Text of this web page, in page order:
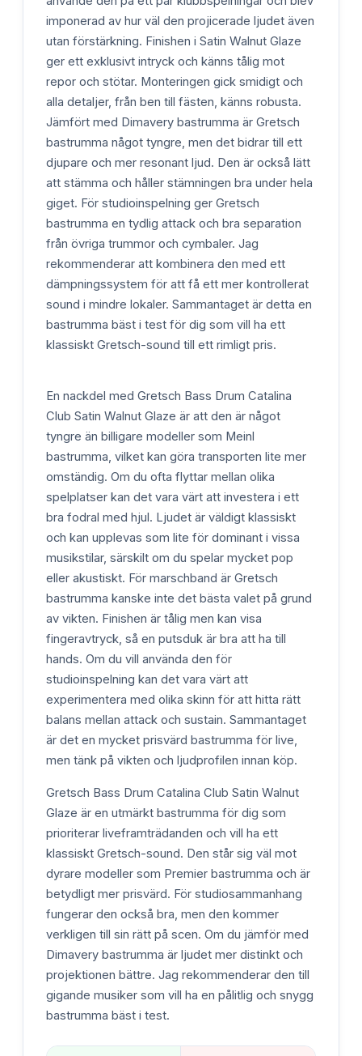
imponerad av hur väl den projicerade ljudet även
utan förstärkning. Finishen i Satin Walnut Glaze
ger ett exklusivt intryck och känns tålig mot
repor och stötar. Monteringen gick smidigt och
alla detaljer, från ben till fästen, känns robusta.
Jämfört med Dimavery bastrumma är Gretsch
bastrumma något tyngre, men det bidrar till ett
djupare och mer resonant ljud. Den är också lätt
att stämma och håller stämningen bra under hela
giget. För studioinspelning ger Gretsch
bastrumma en tydlig attack och bra separation
från övriga trummor och cymbaler. Jag
rekommenderar att kombinera den med ett
dämpningssystem för att få ett mer kontrollerat
sound i mindre lokaler. Sammantaget är detta en
bastrumma bäst i test för dig som vill ha ett
klassiskt Gretsch-sound till ett rimligt pris.
En nackdel med Gretsch Bass Drum Catalina
Club Satin Walnut Glaze är att den är något
tyngre än billigare modeller som Meinl
bastrumma, vilket kan göra transporten lite mer
omständig. Om du ofta flyttar mellan olika
spelplatser kan det vara värt att investera i ett
bra fodral med hjul. Ljudet är väldigt klassiskt
och kan upplevas som lite för dominant i vissa
musikstilar, särskilt om du spelar mycket pop
eller akustiskt. För marschband är Gretsch
bastrumma kanske inte det bästa valet på grund
av vikten. Finishen är tålig men kan visa
fingeravtryck, så en putsduk är bra att ha till
hands. Om du vill använda den för
studioinspelning kan det vara värt att
experimentera med olika skinn för att hitta rätt
balans mellan attack och sustain. Sammantaget
är det en mycket prisvärd bastrumma för live,
men tänk på vikten och ljudprofilen innan köp.
Gretsch Bass Drum Catalina Club Satin Walnut
Glaze är en utmärkt bastrumma för dig som
prioriterar liveframträdanden och vill ha ett
klassiskt Gretsch-sound. Den står sig väl mot
dyrare modeller som Premier bastrumma och är
betydligt mer prisvärd. För studiosammanhang
fungerar den också bra, men den kommer
verkligen till sin rätt på scen. Om du jämför med
Dimavery bastrumma är ljudet mer distinkt och
projektionen bättre. Jag rekommenderar den till
gigande musiker som vill ha en pålitlig och snygg
bastrumma bäst i test.